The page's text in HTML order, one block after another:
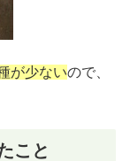
が少ないので、
こと